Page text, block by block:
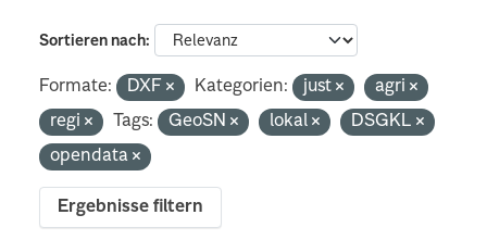
Sortieren nach
Formate: DXF Kategorien: just
agri
regi
Tags: GeoSN lokal
DSGKL
opendata
Ergebnisse filtern